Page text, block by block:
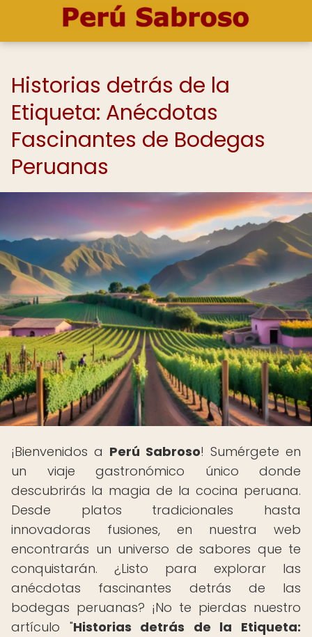
Historias detrás de la
Etiqueta: Anécdotas
Fascinantes de Bodegas
Peruanas
¡Bienvenidos a Perú Sabroso! Sumérgete en
un viaje gastronómico único donde
descubrirás la magia de la cocina peruana.
Desde platos tradicionales hasta
innovadoras fusiones, en nuestra web
encontrarás un universo de sabores que te
conquistarán. ¿Listo para explorar las
anécdotas fascinantes detrás de las
bodegas peruanas? ¡No te pierdas nuestro
artículo "Historias detrás de la Etiqueta: